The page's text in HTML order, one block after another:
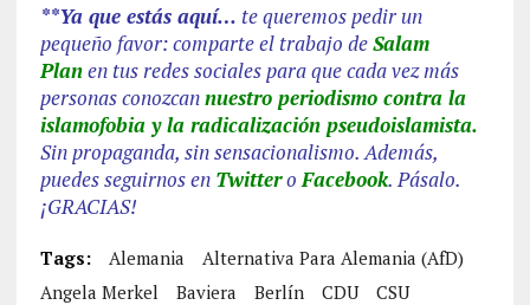
**Ya que estás aquí… te queremos pedir un
pequeño favor: comparte el trabajo deSalam
Planen tus redes sociales para que cada vez más
personas conozcannuestro periodismo contra la
islamofobia y la radicalización pseudoislamista.
Sin propaganda, sin sensacionalismo. Además,
puedes seguirnos en TwitteroFacebook. Pásalo.
¡GRACIAS!
Tags: Alemania
Alternativa Para Alemania (AfD)
Angela Merkel
Baviera Berlín CDU
CSU